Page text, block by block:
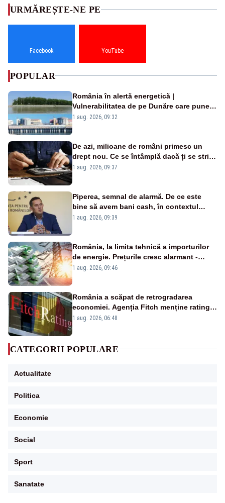
URMĂREȘTE-NE PE
Facebook YouTube
POPULAR
România în alertă energetică |
Vulnerabilitatea de pe Dunăre care pune
în pericol Centrala Cernavodă era
1 aug. 2026, 09:32
De azi, milioane de români primesc un
drept nou. Ce se întâmplă dacă ți se strică
un produs
1 aug. 2026, 09:37
Piperea, semnal de alarmă. De ce este
bine să avem bani cash, în contextul
alertei energetice?
1 aug. 2026, 09:39
România, la limita tehnică a importurilor
de energie. Prețurile cresc alarmant -
Analiză Realitatea Plus
1 aug. 2026, 09:46
România a scăpat de retrogradarea
economiei. Agenția Fitch menține ratingul
„BBB-” cu perspectivă negativă
1 aug. 2026, 06:48
CATEGORII POPULARE
Actualitate
Politica
Economie
Social
Sport
Sanatate